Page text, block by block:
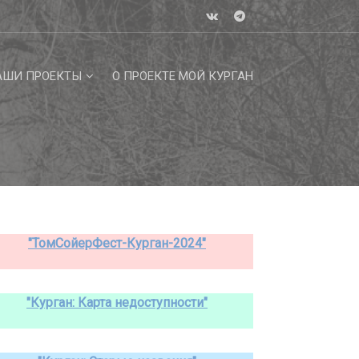
ПРОЕКТЫ О ПРОЕКТЕ МОЙ КУРГАН
"ТомСойерФест-Курган-2024"
"Курган: Карта недоступности"